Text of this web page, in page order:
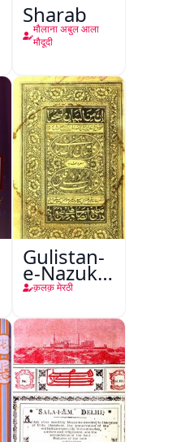
Sharab
मौलाना अबुल आला
मौदूदी
Gulistan-
e-Nazuk
Khayal
क़लक़ मेरठी